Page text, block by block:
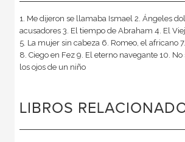
1. Me dijeron se llamaba Ismael 2. Ángeles
acusadores 3. El tiempo de Abraham 4. El
5. La mujer sin cabeza 6. Romeo, el africano
8. Ciego en Fez 9. El eterno navegante 10.
los ojos de un niño
LIBROS